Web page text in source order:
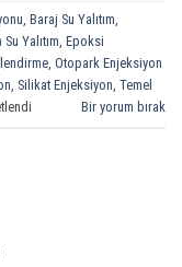
, Baraj Su Yalıtım,
Yalıtım, Epoksi
, Otopark Enjeksiyon
, Silikat Enjeksiyon, Temel
Bir yorum bırak